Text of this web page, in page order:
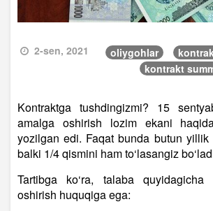
2-sen, 2021 oliygohlar
kontrakt
Kontraktga tushdingizmi? 15
amalga oshirish lozim ekani
yozilgan edi. Faqat bunda butun yillik
balki 1/4 qismini ham to‘lasangiz
Tartibga ko‘ra, talaba quyidagicha
oshirish huquqiga ega: